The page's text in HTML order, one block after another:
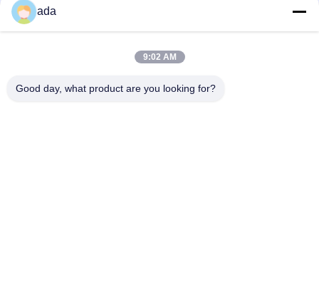
लोकप्रिय श्रेणियां
ada
9:02 AM
Good day, what product are you looking for?